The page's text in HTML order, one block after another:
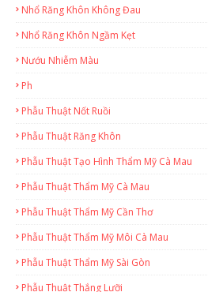
Nhổ Răng Khôn Không Đau
Nhổ Răng Khôn Ngầm Kẹt
Nướu Nhiễm Màu
Ph
Phẫu Thuật Nốt Ruồi
Phẫu Thuật Răng Khôn
Phẫu Thuật Tạo Hình Thẩm Mỹ Cà Mau
Phẫu Thuật Thẩm Mỹ Cà Mau
Phẫu Thuật Thẩm Mỹ Cần Thơ
Phẫu Thuật Thẩm Mỹ Môi Cà Mau
Phẫu Thuật Thẩm Mỹ Sài Gòn
Phẫu Thuật Thắng Lưỡi